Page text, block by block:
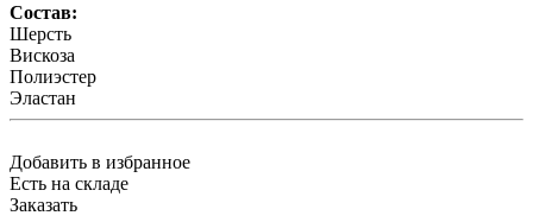
Состав:
Шерсть
Вискоза
Полиэстер
Эластан
Добавить в избранное
Есть на складе
Заказать